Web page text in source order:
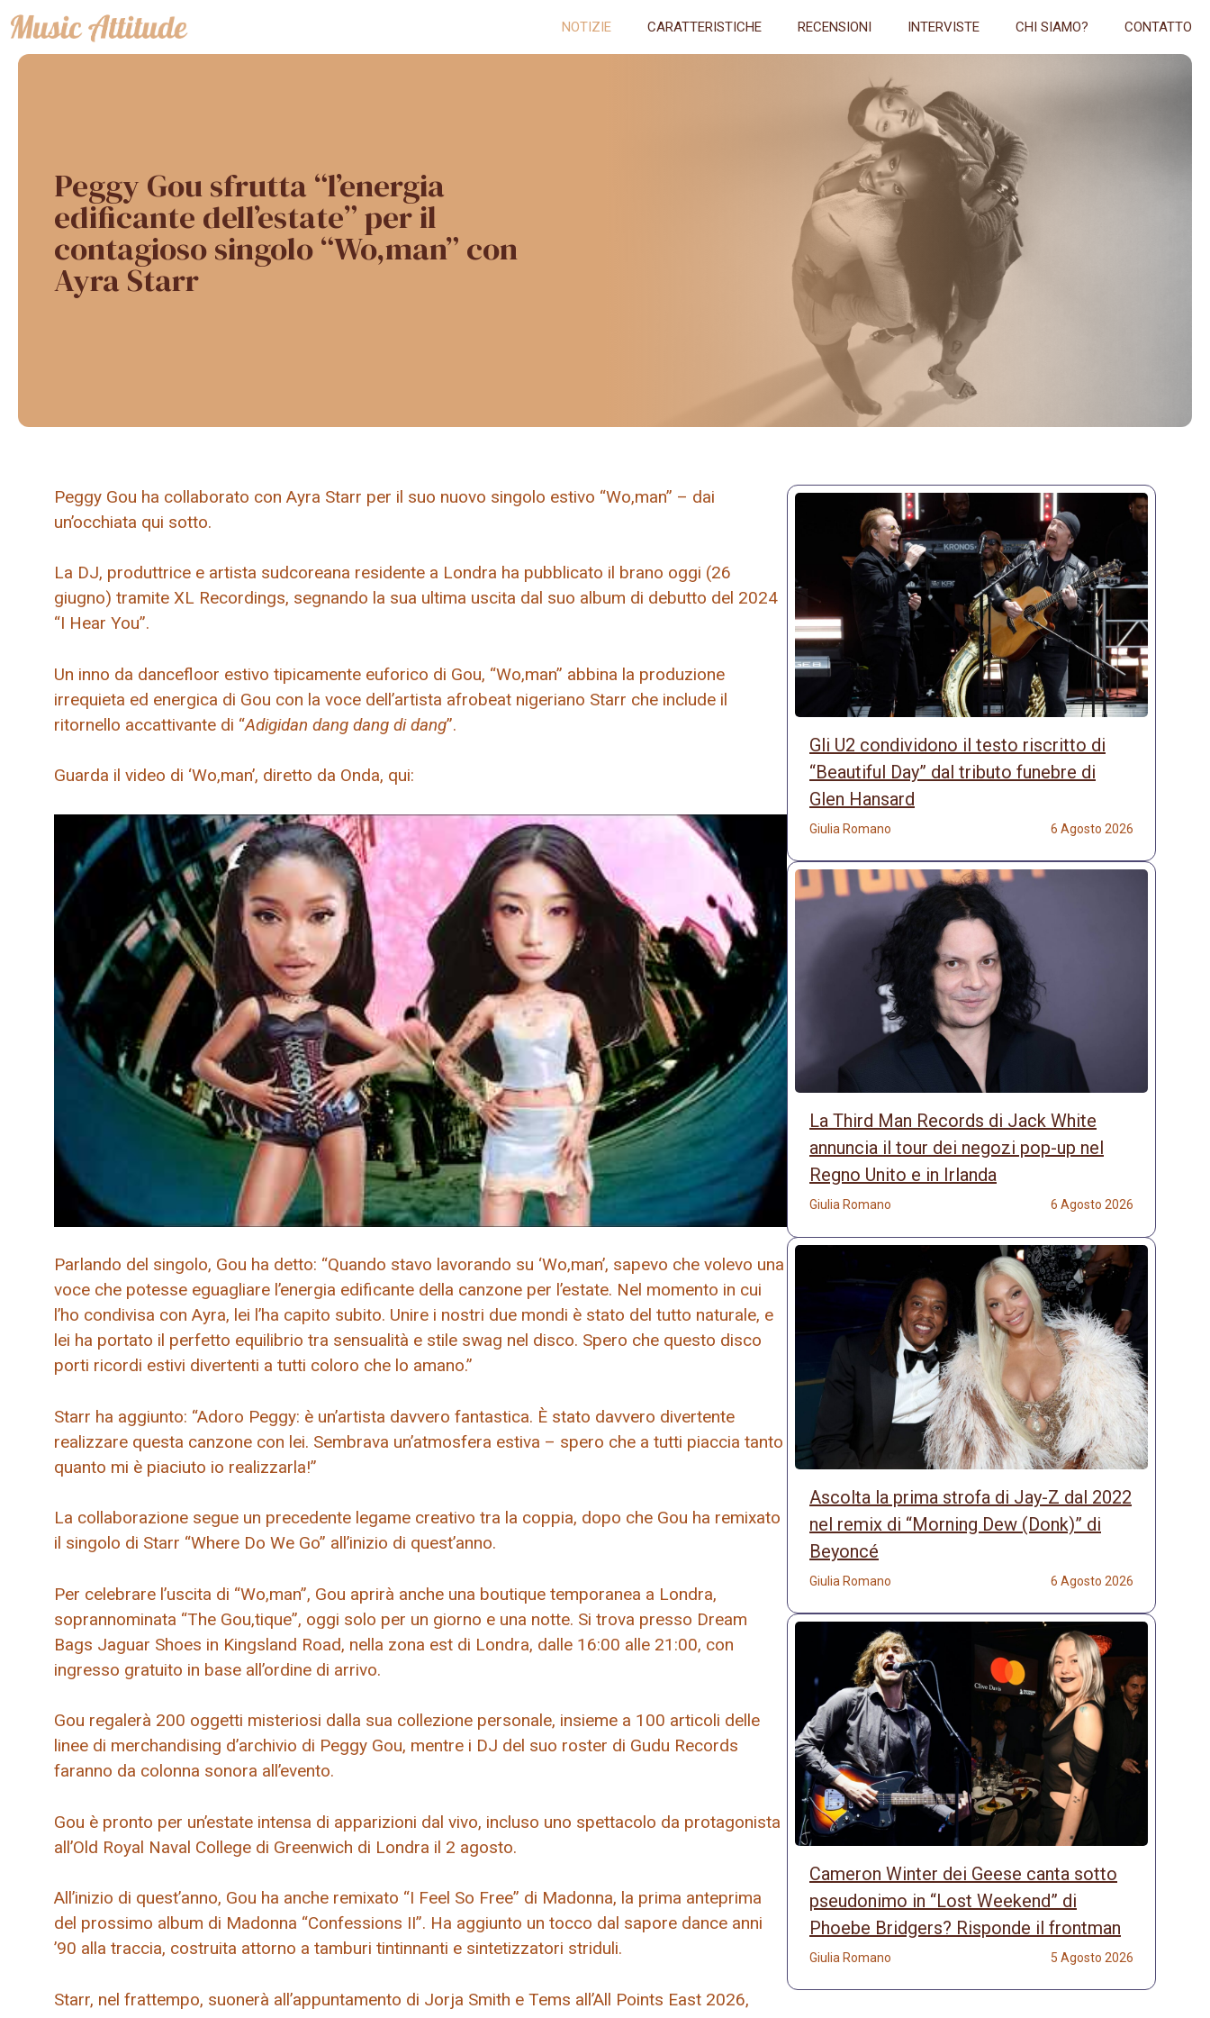
Vai
al
contenuto
NOTIZIE CARATTERISTICHE RECENSIONI INTERVISTE CHI SIAMO? CONTATTO
Peggy Gou sfrutta “l’energia
edificante dell’estate” per il
contagioso singolo “Wo,man” con
Ayra Starr
Peggy Gou ha collaborato con Ayra Starr per il suo nuovo singolo estivo “Wo,man” – dai
un’occhiata qui sotto.
La DJ, produttrice e artista sudcoreana residente a Londra ha pubblicato il brano oggi (26
giugno) tramite XL Recordings, segnando la sua ultima uscita dal suo album di debutto del 2024
“I Hear You”.
Un inno da dancefloor estivo tipicamente euforico di Gou, “Wo,man” abbina la produzione
irrequieta ed energica di Gou con la voce dell’artista afrobeat nigeriano Starr che include il
ritornello accattivante di “Adigidan dang dang di dang”.
Guarda il video di ‘Wo,man’, diretto da Onda, qui:
Parlando del singolo, Gou ha detto: “Quando stavo lavorando su ‘Wo,man’, sapevo che volevo una
voce che potesse eguagliare l’energia edificante della canzone per l’estate. Nel momento in cui
l’ho condivisa con Ayra, lei l’ha capito subito. Unire i nostri due mondi è stato del tutto naturale, e
lei ha portato il perfetto equilibrio tra sensualità e stile swag nel disco. Spero che questo disco
porti ricordi estivi divertenti a tutti coloro che lo amano.”
Starr ha aggiunto: “Adoro Peggy: è un’artista davvero fantastica. È stato davvero divertente
realizzare questa canzone con lei. Sembrava un’atmosfera estiva – spero che a tutti piaccia tanto
quanto mi è piaciuto io realizzarla!”
La collaborazione segue un precedente legame creativo tra la coppia, dopo che Gou ha remixato
il singolo di Starr “Where Do We Go” all’inizio di quest’anno.
Per celebrare l’uscita di “Wo,man”, Gou aprirà anche una boutique temporanea a Londra,
soprannominata “The Gou,tique”, oggi solo per un giorno e una notte. Si trova presso Dream
Bags Jaguar Shoes in Kingsland Road, nella zona est di Londra, dalle 16:00 alle 21:00, con
ingresso gratuito in base all’ordine di arrivo.
Gou regalerà 200 oggetti misteriosi dalla sua collezione personale, insieme a 100 articoli delle
linee di merchandising d’archivio di Peggy Gou, mentre i DJ del suo roster di Gudu Records
faranno da colonna sonora all’evento.
Gou è pronto per un’estate intensa di apparizioni dal vivo, incluso uno spettacolo da protagonista
all’Old Royal Naval College di Greenwich di Londra il 2 agosto.
All’inizio di quest’anno, Gou ha anche remixato “I Feel So Free” di Madonna, la prima anteprima
del prossimo album di Madonna “Confessions II”. Ha aggiunto un tocco dal sapore dance anni
’90 alla traccia, costruita attorno a tamburi tintinnanti e sintetizzatori striduli.
Starr, nel frattempo, suonerà all’appuntamento di Jorja Smith e Tems all’All Points East 2026,
Gli U2 condividono il testo riscritto di
“Beautiful Day” dal tributo funebre di
Glen Hansard
Giulia Romano 6 Agosto 2026
La Third Man Records di Jack White
annuncia il tour dei negozi pop-up nel
Regno Unito e in Irlanda
Giulia Romano 6 Agosto 2026
Ascolta la prima strofa di Jay-Z dal 2022
nel remix di “Morning Dew (Donk)” di
Beyoncé
Giulia Romano 6 Agosto 2026
Cameron Winter dei Geese canta sotto
pseudonimo in “Lost Weekend” di
Phoebe Bridgers? Risponde il frontman
Giulia Romano 5 Agosto 2026